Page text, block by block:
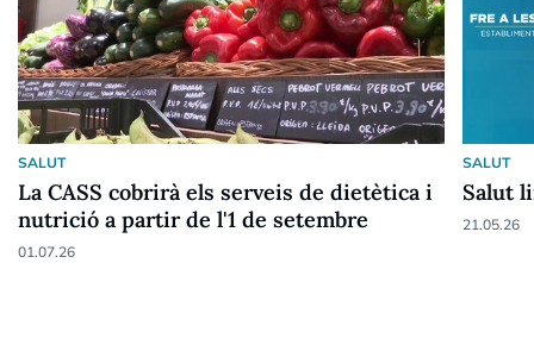
SALUT
La CASS cobrirà els serveis de dietètica i
nutrició a partir de l'1 de setembre
01.07.26
SALUT
Salut
21.05.26